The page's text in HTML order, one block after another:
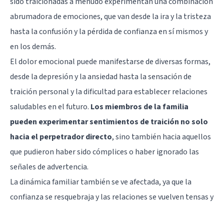
abrumadora de emociones, que van desde la ira y la tristeza
hasta la confusión y la pérdida de confianza en sí mismos y
en los demás.
El dolor emocional puede manifestarse de diversas formas,
desde la depresión y la ansiedad hasta la sensación de
traición personal y la dificultad para establecer relaciones
saludables en el futuro. Los miembros de la familia
pueden experimentar sentimientos de traición no solo
hacia el perpetrador directo, sino también hacia aquellos
que pudieron haber sido cómplices o haber ignorado las
señales de advertencia.
La dinámica familiar también se ve afectada, ya que la
confianza se resquebraja y las relaciones se vuelven tensas y